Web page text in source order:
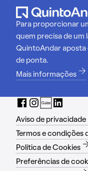
Para proporcionar
quem precisa de um
QuintoAndar aposta
de ponta.
Mais informações
Aviso de privacidade
Termos e condições
Política de Cookies
Preferências de